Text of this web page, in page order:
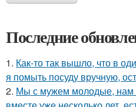
Последние
1. Как-то так вышло, что в
я помыть посуду вручную,
2. Мы с мужем молодые, нам